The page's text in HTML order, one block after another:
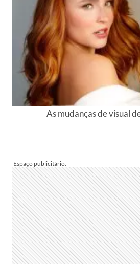
As mudanças de visual